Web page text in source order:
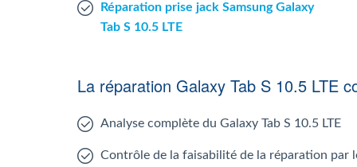
Réparation prise jack Samsung Galaxy
Tab S 10.5 LTE
La réparation Galaxy Tab S 10.5 LTE
Analyse complète du Galaxy Tab S 10.5 LTE
Contrôle de la faisabilité de la réparation par